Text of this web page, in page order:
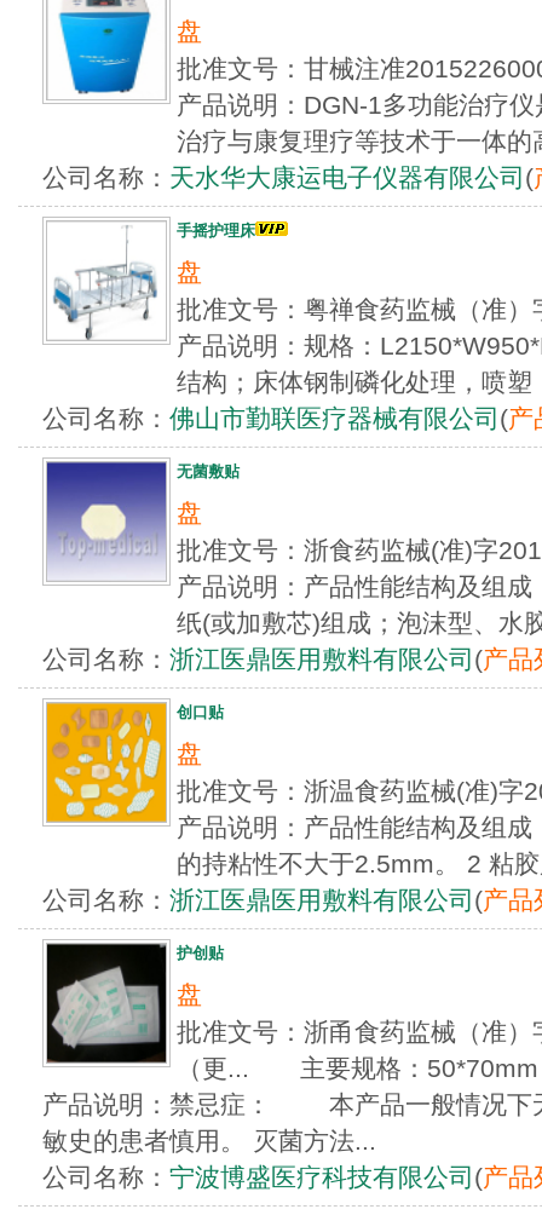
盘
批准文号：甘械注准
产品说明：DGN-1多功能治疗
治疗与康复理疗等技术于一体的
公司名称： 天水华大康运电子仪器有限公司 (
手摇护理床
盘
批准文号：粤禅食药监械（
产品说明：规格：
结构；床体钢制磷化处理，喷塑
公司名称： 佛山市勤联医疗器械有限公司 (产
无菌敷贴
盘
批准文号：浙食药监械(准)
产品说明：产品性能结构及组
纸(或加敷芯)组成；泡沫型、水
公司名称： 浙江医鼎医用敷料有限公司 (产品
创口贴
盘
批准文号：浙温食药监械(准)
产品说明：产品性能结构及组
的持粘性不大于2.5mm。 2 粘
公司名称： 浙江医鼎医用敷料有限公司 (产品
护创贴
盘
批准文号：浙甬食药监械（准
（更... 主要规格：50*70mm
产品说明：禁忌症： 本产品一般情况下
敏史的患者慎用。 灭菌方法...
公司名称： 宁波博盛医疗科技有限公司 (产品